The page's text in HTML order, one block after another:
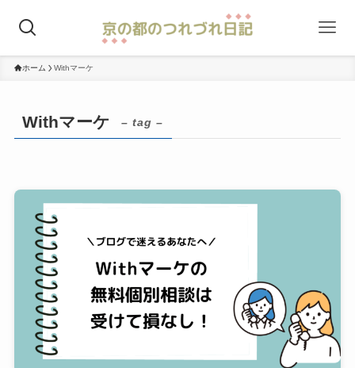
ホーム Withマーケ
Withマーケ – tag –